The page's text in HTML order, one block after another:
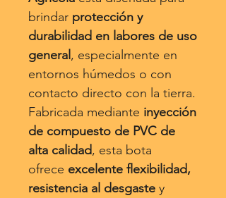
brindar protección y
durabilidad en labores de uso
general , especialmente en
entornos húmedos o con
contacto directo con la tierra.
Fabricada mediante inyección
de compuesto de PVC de
alta calidad, esta bota
ofrece excelente flexibilidad,
resistencia al desgaste y